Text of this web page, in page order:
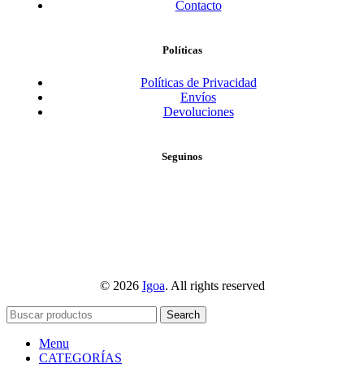
Contacto
Políticas
Políticas de Privacidad
Envíos
Devoluciones
Seguinos
© 2026 Igoa. All rights reserved
Search
Menu
CATEGORÍAS